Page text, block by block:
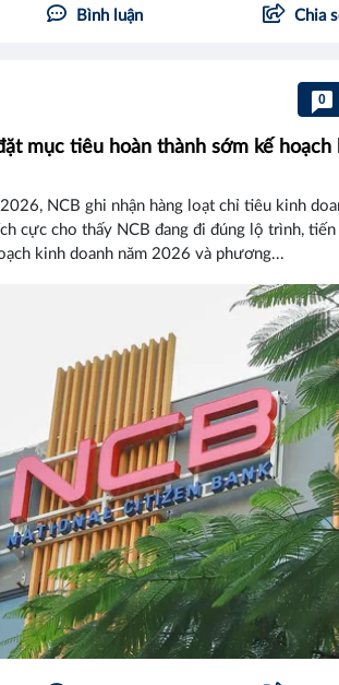
Bình luận Chia
0
mục tiêu hoàn thành sớm kế hoạch
NCB ghi nhận hàng loạt chỉ tiêu kinh
cực cho thấy NCB đang đi đúng lộ trình,
kinh doanh năm 2026 và phương...